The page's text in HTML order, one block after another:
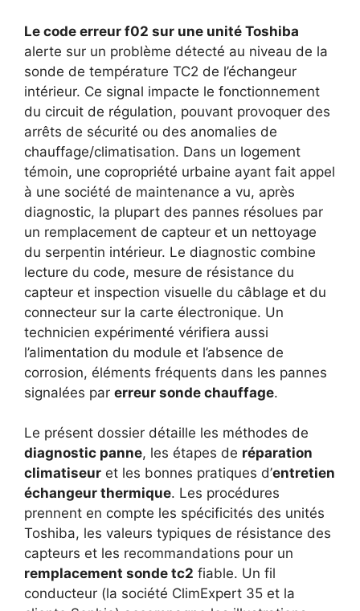
Le code erreur f02 sur une unité Toshiba
alerte sur un problème détecté au niveau de la
sonde de température TC2 de l’échangeur
intérieur. Ce signal impacte le fonctionnement
du circuit de régulation, pouvant provoquer des
arrêts de sécurité ou des anomalies de
chauffage/climatisation. Dans un logement
témoin, une copropriété urbaine ayant fait appel
à une société de maintenance a vu, après
diagnostic, la plupart des pannes résolues par
un remplacement de capteur et un nettoyage
du serpentin intérieur. Le diagnostic combine
lecture du code, mesure de résistance du
capteur et inspection visuelle du câblage et du
connecteur sur la carte électronique. Un
technicien expérimenté vérifiera aussi
l’alimentation du module et l’absence de
corrosion, éléments fréquents dans les pannes
signalées par erreur sonde chauffage.
Le présent dossier détaille les méthodes de
diagnostic panne, les étapes de réparation
climatiseur et les bonnes pratiques d’entretien
échangeur thermique. Les procédures
prennent en compte les spécificités des unités
Toshiba, les valeurs typiques de résistance des
capteurs et les recommandations pour un
remplacement sonde tc2 fiable. Un fil
conducteur (la société ClimExpert 35 et la